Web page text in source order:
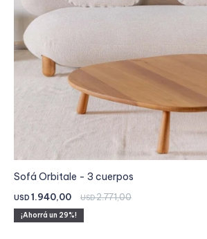
Sofá Orbitale - 3 cuerpos
USD 1.940,00 USD2.771,00
29